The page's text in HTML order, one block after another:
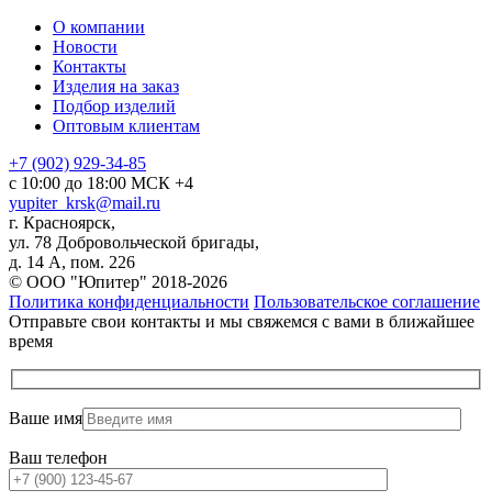
О компании
Новости
Контакты
Изделия на заказ
Подбор изделий
Оптовым клиентам
+7 (902) 929-34-85
с 10:00 до 18:00 МСК +4
yupiter_krsk@mail.ru
г. Красноярск,
ул. 78 Добровольческой бригады,
д. 14 А, пом. 226
© ООО "Юпитер" 2018-2026
Политика конфиденциальности Пользовательское соглашение
Отправьте свои контакты и мы свяжемся с вами в ближайшее
время
Ваше имя
Ваш телефон